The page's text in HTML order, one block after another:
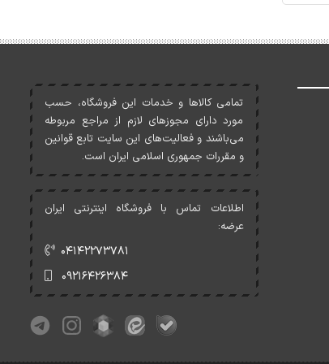
تمامی کالاها و خدمات اين فروشگاه، حسب
مورد دارای مجوزهای لازم از مراجع مربوطه
می‌باشند و فعاليت‌های اين سايت تابع قوانين
و مقررات جمهوری اسلامی ايران است.
اطلاعات تماس با فروشگاه اینترنتی ایران
عرضه:
۰۴۱۴۲۲۷۳۷۸۱
۰۹۲۱۶۴۲۶۳۸۴